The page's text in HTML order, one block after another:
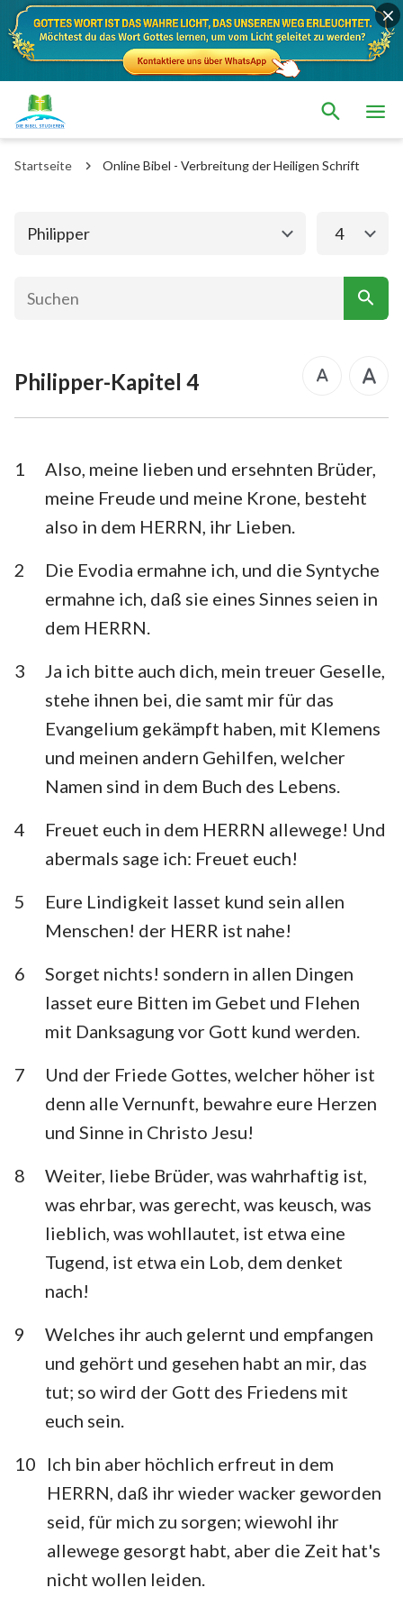
Startseite Online Bibel - Verbreitung der Heiligen Schrift
Philipper
Das alte Testament Das neue Testament
Matthäus Markus
Apostelgeschichte
Galater
1. Thessalonicher 2. Thessalonicher
1. Timotheus 2. Timotheus
Titus Philemon
Hebräer Jakobus
1. Johannes 2. Johannes
3. Johannes
Offenbarung
4
Philipper-Kapitel 4
1
Also, meine lieben und ersehnten Brüder,
meine Freude und meine Krone, besteht
also in dem HERRN, ihr Lieben.
2
Die Evodia ermahne ich, und die Syntyche
ermahne ich, daß sie eines Sinnes seien in
dem HERRN.
3
Ja ich bitte auch dich, mein treuer Geselle,
stehe ihnen bei, die samt mir für das
Evangelium gekämpft haben, mit Klemens
und meinen andern Gehilfen, welcher
Namen sind in dem Buch des Lebens.
4
Freuet euch in dem HERRN allewege! Und
abermals sage ich: Freuet euch!
5
Eure Lindigkeit lasset kund sein allen
Menschen! der HERR ist nahe!
6
Sorget nichts! sondern in allen Dingen
lasset eure Bitten im Gebet und Flehen
mit Danksagung vor Gott kund werden.
7
Und der Friede Gottes, welcher höher ist
denn alle Vernunft, bewahre eure Herzen
und Sinne in Christo Jesu!
8
Weiter, liebe Brüder, was wahrhaftig ist,
was ehrbar, was gerecht, was keusch, was
lieblich, was wohllautet, ist etwa eine
Tugend, ist etwa ein Lob, dem denket
nach!
9
Welches ihr auch gelernt und empfangen
und gehört und gesehen habt an mir, das
tut; so wird der Gott des Friedens mit
euch sein.
10
Ich bin aber höchlich erfreut in dem
HERRN, daß ihr wieder wacker geworden
seid, für mich zu sorgen; wiewohl ihr
allewege gesorgt habt, aber die Zeit hat's
nicht wollen leiden.